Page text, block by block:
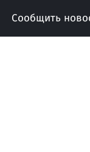
Сообщить